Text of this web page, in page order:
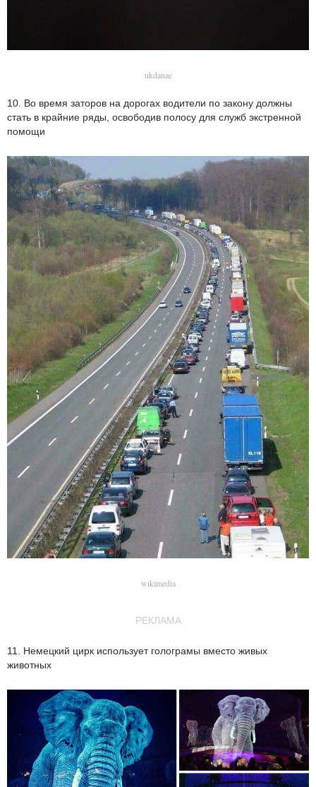
ukdanae
10. Во время заторов на дорогах водители по закону должны
стать в крайние ряды, освободив полосу для служб экстренной
помощи
wikimedia
РЕКЛАМА
11. Немецкий цирк использует голограмы вместо живых
животных